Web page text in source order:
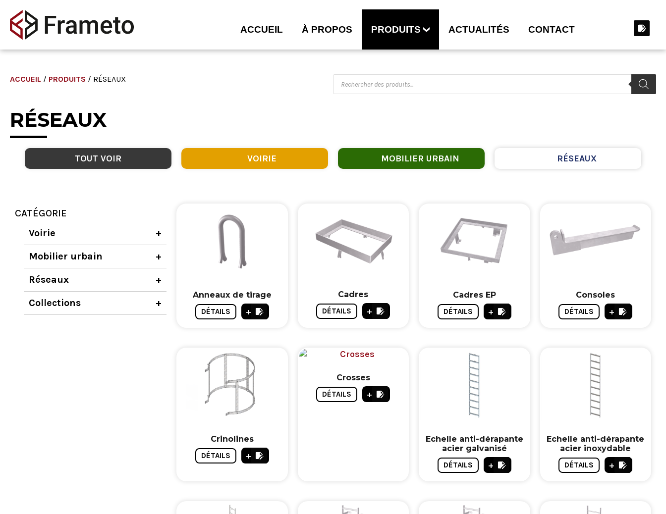
ACCUEIL À PROPOS PRODUITS ACTUALITÉS CONTACT
ACCUEIL / PRODUITS / RÉSEAUX
RÉSEAUX
TOUT VOIR VOIRIE MOBILIER URBAIN RÉSEAUX
CATÉGORIE
Voirie
Mobilier urbain
Réseaux
Collections
Anneaux de tirage
DÉTAILS +
Cadres
DÉTAILS +
Cadres EP
DÉTAILS +
Consoles
DÉTAILS +
Crinolines
DÉTAILS +
Crosses
DÉTAILS +
Echelle anti-dérapante
acier galvanisé
DÉTAILS +
Echelle anti-dérapante
acier inoxydable
DÉTAILS +